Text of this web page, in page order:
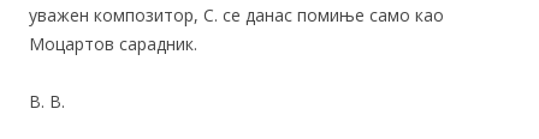
уважен композитор, С. се данас помиње само као
Моцартов сарадник.
В. В.